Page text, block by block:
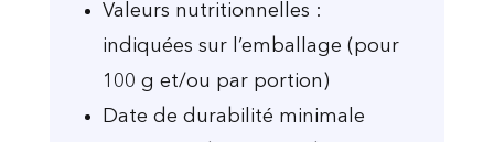
Valeurs nutritionnelles :
indiquées sur l’emballage (pour
100 g et/ou par portion)
Date de durabilité minimale